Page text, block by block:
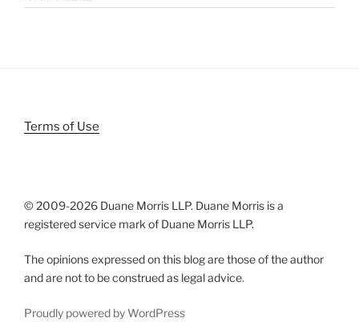
Terms of Use
© 2009-2026 Duane Morris LLP. Duane Morris is a
registered service mark of Duane Morris LLP.
The opinions expressed on this blog are those of the author
and are not to be construed as legal advice.
Proudly powered by WordPress